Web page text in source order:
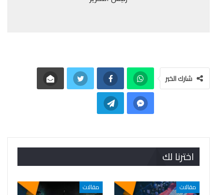
شارك الخبر
اخترنا لك
مقالات مقالات